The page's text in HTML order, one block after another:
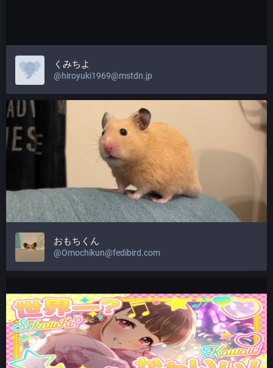
くみちよ
@hiroyuki1969@mstdn.jp
おもちくん
@Omochikun@fedibird.com